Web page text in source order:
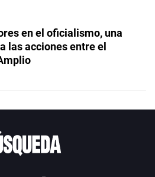
en el oficialismo, una
las acciones entre el